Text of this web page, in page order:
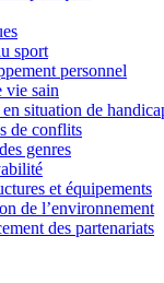
sport
personnel
vie sain
situation de
de conflits
genres
et équipements
de l’environnement
des partenariats